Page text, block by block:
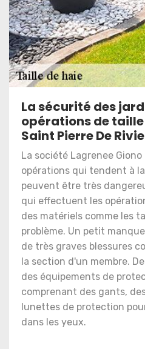
La sécurité des
opérations de taille
Saint Pierre De
La société Lagrenee
opérations qui tendent à
peuvent être très
qui effectuent les
des matériels comme les
problème. Un petit
de très graves blessures
la section d'un membre.
des équipements de
comprenant des gants,
lunettes de protection
dans les yeux.